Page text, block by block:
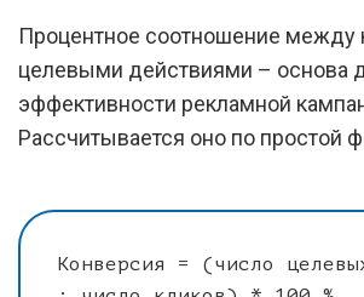
Процентное соотношение между
целевыми действиями – основа
эффективности рекламной
Рассчитывается оно по простой
Конверсия = (число